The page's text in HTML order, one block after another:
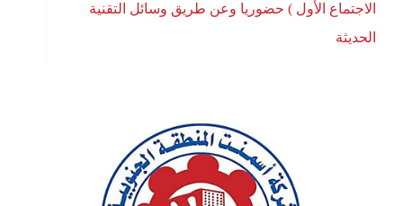
الاجتماع الأول ) حضوريا وعن طريق وسائل التقنية
الحديثة